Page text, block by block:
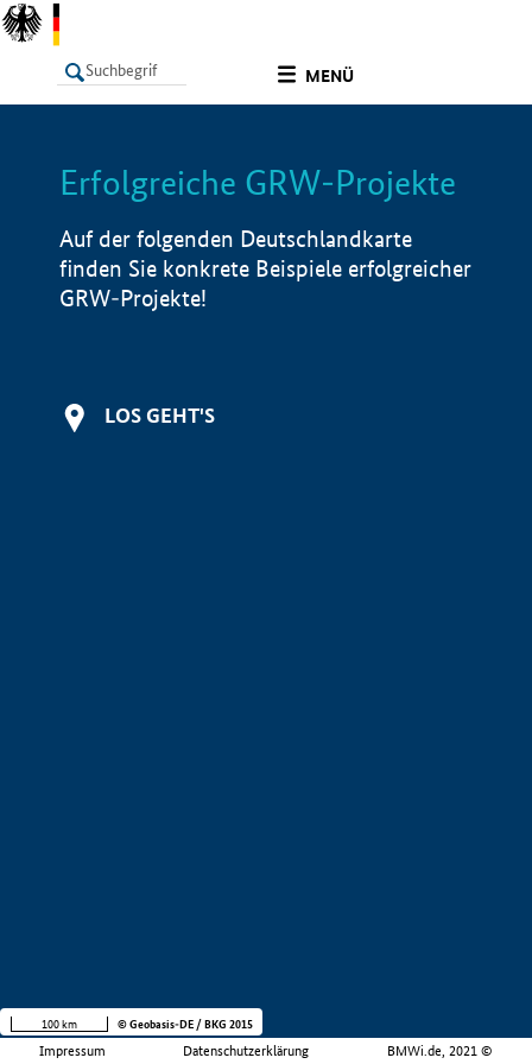
MENÜ
LISTE Info
Erfolgreiche GRW-Projekte
Auf der folgenden Deutschlandkarte
finden Sie konkrete Beispiele erfolgreicher
GRW-Projekte!
LOS GEHT'S
Impressum Datenschutzerklärung BMWi.de, 2021 ©
100 km © Geobasis-DE / BKG 2015